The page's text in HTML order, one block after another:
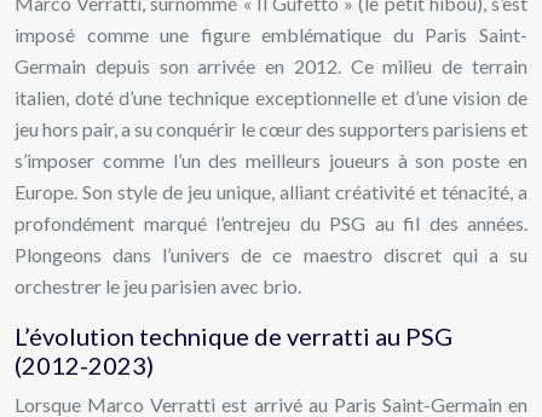
imposé comme une figure emblématique du Paris Saint-
Germain depuis son arrivée en 2012. Ce milieu de terrain
italien, doté d’une technique exceptionnelle et d’une vision de
jeu hors pair, a su conquérir le cœur des supporters parisiens et
s’imposer comme l’un des meilleurs joueurs à son poste en
Europe. Son style de jeu unique, alliant créativité et ténacité, a
profondément marqué l’entrejeu du PSG au fil des années.
Plongeons dans l’univers de ce maestro discret qui a su
orchestrer le jeu parisien avec brio.
L’évolution technique de verratti au PSG
(2012-2023)
Lorsque Marco Verratti est arrivé au Paris Saint-Germain en